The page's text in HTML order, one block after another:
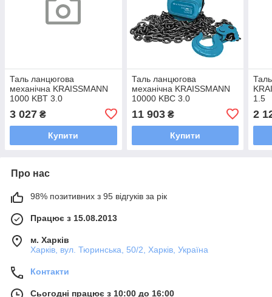
Таль ланцюгова
механічна KRAISSMANN
1000 KBT 3.0
3 027 ₴
Купити
Таль ланцюгова
механічна KRAISSMANN
10000 KBC 3.0
11 903₴
Купити
1.5
2
Про нас
98% позитивних з 95 відгуків за рік
Працює з 15.08.2013
м. Харків
Харків, вул. Тюринська, 50/2, Харків, Україна
Контакти
Сьогодні працює з 10:00 до 16:00